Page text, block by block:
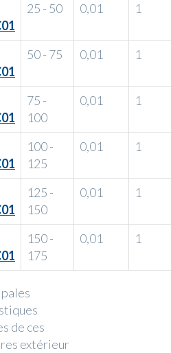
25 - 50 0,01 1
50 - 75 0,01 1
75 -
100
0,01 1
100 -
125
0,01 1
125 -
150
0,01 1
150 -
175
0,01 1
de ces
extérieur